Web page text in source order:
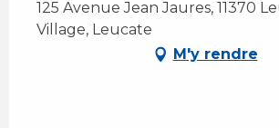
125 Avenue Jean Jaures, 11370
Village, Leucate
M'y rendre